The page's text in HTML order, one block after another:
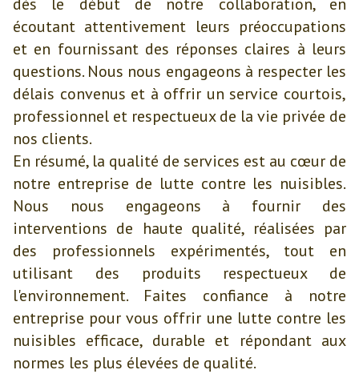
écoutant attentivement leurs préoccupations
et en fournissant des réponses claires à leurs
questions. Nous nous engageons à respecter les
délais convenus et à offrir un service courtois,
professionnel et respectueux de la vie privée de
nos clients.
En résumé, la qualité de services est au cœur de
notre entreprise de lutte contre les nuisibles.
Nous nous engageons à fournir des
interventions de haute qualité, réalisées par
des professionnels expérimentés, tout en
utilisant des produits respectueux de
l'environnement. Faites confiance à notre
entreprise pour vous offrir une lutte contre les
nuisibles efficace, durable et répondant aux
normes les plus élevées de qualité.